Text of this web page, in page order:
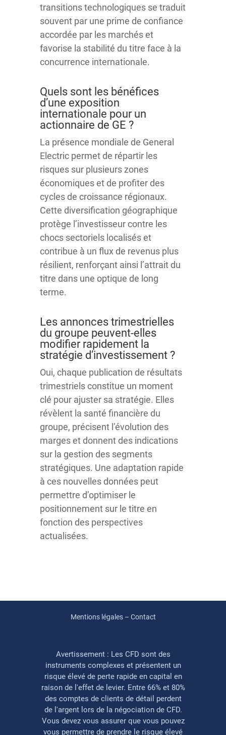
transitions technologiques se traduit
souvent par une prime de confiance
accordée par les marchés et
favorise la stabilité du titre face à la
concurrence internationale.
Quels sont les bénéfices
d’une exposition
internationale pour un
actionnaire de GE ?
La présence mondiale de General
Electric permet de répartir les
risques sur plusieurs zones
économiques et de profiter des
cycles de croissance régionaux.
Cette diversification géographique
protège l’investisseur contre les
chocs sectoriels localisés et
contribue à un flux de revenus plus
résilient, renforçant ainsi l’attrait du
titre dans une optique de long
terme.
Les annonces trimestrielles
du groupe peuvent-elles
modifier rapidement la
stratégie d’investissement ?
Oui, chaque publication de résultats
trimestriels constitue un moment
clé pour ajuster sa stratégie. Elles
révèlent la santé financière du
groupe, précisent l’évolution des
marges et donnent des indications
sur la gestion des segments
stratégiques. Une adaptation rapide
à ces nouvelles données peut
permettre d’optimiser le
positionnement sur le titre en
fonction des perspectives
actualisées.
Mentions légales – Contact
Avertissement : Les CFD sont des
instruments complexes et présentent un
risque élevé de perte rapide en capital en
raison de l'effet de levier. Entre 66% et 80%
des comptes de clients de détail perdent
de l'argent lors de la négociation de CFD.
Vous devez vous assurer que vous pouvez
vous permettre de prendre le risque élevé